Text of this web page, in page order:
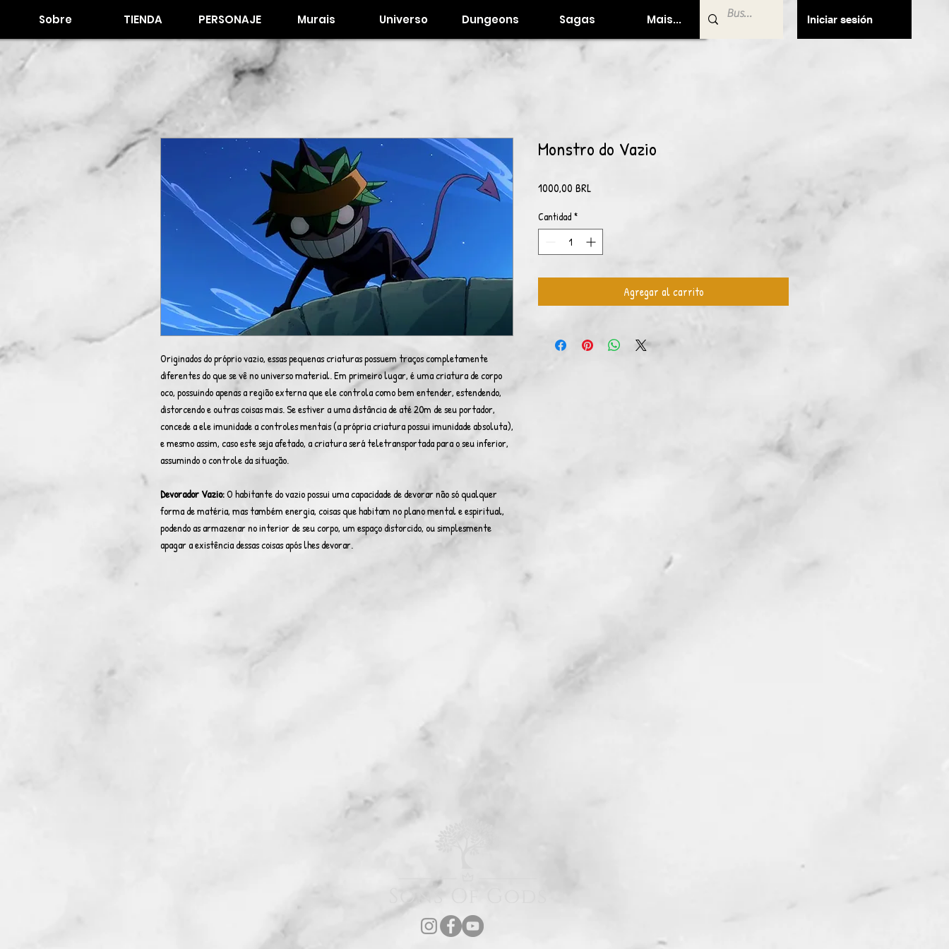
Sobre TIENDA PERSONAJE Murais Universo Dungeons Sagas Mais... Iniciar sesión
Originados do próprio vazio, essas pequenas criaturas possuem traços completamente
diferentes do que se vê no universo material. Em primeiro lugar, é uma criatura de corpo
oco, possuindo apenas a região externa que ele controla como bem entender, estendendo,
distorcendo e outras coisas mais. Se estiver a uma distância de até 20m de seu portador,
concede a ele imunidade a controles mentais (a própria criatura possui imunidade absoluta),
e mesmo assim, caso este seja afetado, a criatura será teletransportada para o seu inferior,
assumindo o controle da situação.
Devorador Vazio:O habitante do vazio possui uma capacidade de devorar não só qualquer
forma de matéria, mas também energia, coisas que habitam no plano mental e espiritual,
podendo as armazenar no interior de seu corpo, um espaço distorcido, ou simplesmente
apagar a existência dessas coisas após lhes devorar.
Monstro do Vazio
1000,00 BRLPrecio
Cantidad *
Agregar al carrito